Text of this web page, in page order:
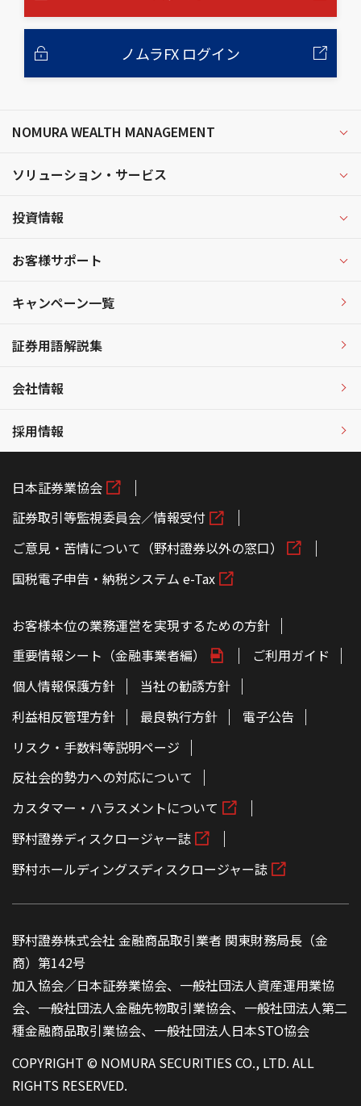
ノムラFX ログイン
NOMURA WEALTH MANAGEMENT
ソリューション・サービス
投資情報
お客様サポート
キャンペーン一覧
証券用語解説集
会社情報
採用情報
日本証券業協会
証券取引等監視委員会／情報受付
ご意見・苦情について（野村證券以外の窓口）
国税電子申告・納税システム e-Tax
お客様本位の業務運営を実現するための方針
重要情報シート（金融事業者編）
ご利用ガイド
個人情報保護方針
当社の勧誘方針
利益相反管理方針
最良執行方針
電子公告
リスク・手数料等説明ページ
反社会的勢力への対応について
カスタマー・ハラスメントについて
野村證券ディスクロージャー誌
野村ホールディングスディスクロージャー誌
野村證券株式会社 金融商品取引業者 関東財務局長（金
商）第142号
加入協会／日本証券業協会、一般社団法人資産運用業協
会、一般社団法人金融先物取引業協会、一般社団法人第二
種金融商品取引業協会、一般社団法人日本STO協会
COPYRIGHT © NOMURA SECURITIES CO., LTD. ALL
RIGHTS RESERVED.